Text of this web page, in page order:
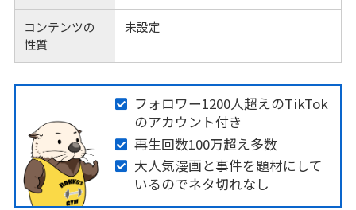
コンテンツの
性質
未設定
フォロワー1200人超えのTikTok
のアカウント付き
再生回数100万超え多数
大人気漫画と事件を題材にして
いるのでネタ切れなし